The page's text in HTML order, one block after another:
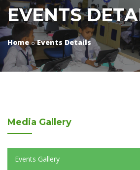
EVENTS
Home Events Details
Media Gallery
Events Gallery